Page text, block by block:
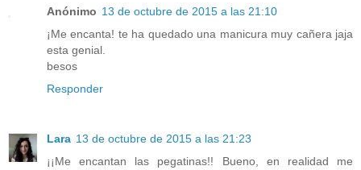
Anónimo 13 de octubre de 2015 a las 21:10
¡Me encanta! te ha quedado una manicura muy cañera jaja
esta genial.
besos
Responder
Lara 13 de octubre de 2015 a las 21:23
¡¡Me encantan las pegatinas!! Bueno, en realidad me